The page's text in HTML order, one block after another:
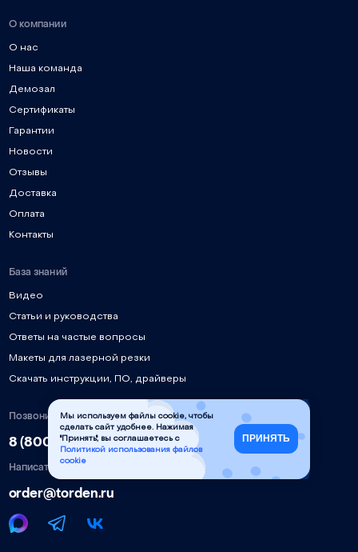
О компании
О нас
Наша команда
Демозал
Сертификаты
Гарантии
Новости
Отзывы
Доставка
Оплата
Контакты
База знаний
Видео
Статьи и руководства
Ответы на частые вопросы
Макеты для лазерной резки
Скачать инструкции, ПО, драйверы
Позвонить
8 (800) 777-90-58
Написать
order@torden.ru
Мы используем файлы cookie, чтобы
сделать сайт удобнее. Нажимая
"Принять", вы соглашаетесь с
Политикой использования файлов
cookie
ПРИНЯТЬ